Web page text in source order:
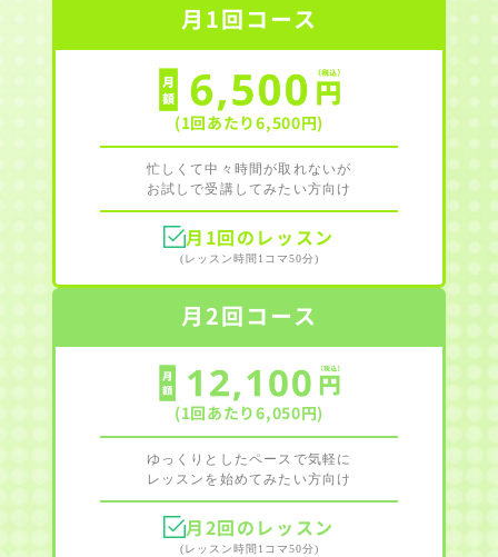
月1回コース
(1回あたり6,500円)
忙しくて中々時間が取れないが
お試しで受講してみたい方向け
月1回のレッスン
(レッスン時間1コマ50分)
月2回コース
(1回あたり6,050円)
ゆっくりとしたペースで気軽に
レッスンを始めてみたい方向け
月2回のレッスン
(レッスン時間1コマ50分)